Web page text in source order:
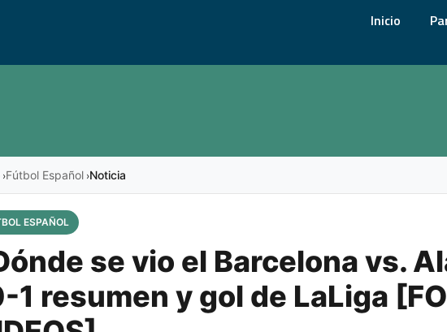
Inicio
›Fútbol Español ›Noticia
ESPAÑOL
se vio el Barcelona vs.
1 resumen y gol de LaLiga